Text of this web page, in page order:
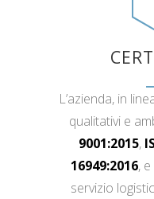
L’azienda, in
qualitativi e
9001:2015,
16949:2016,
servizio